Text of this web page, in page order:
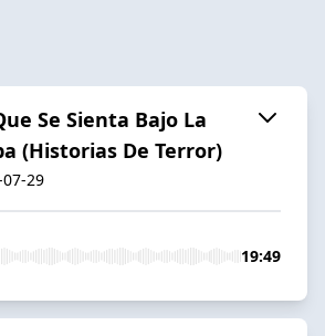
Se Sienta Bajo La
(Historias De Terror)
29
19:49